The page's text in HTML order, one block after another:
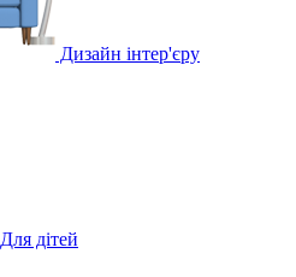
Дизайн інтер'єру
Для дітей